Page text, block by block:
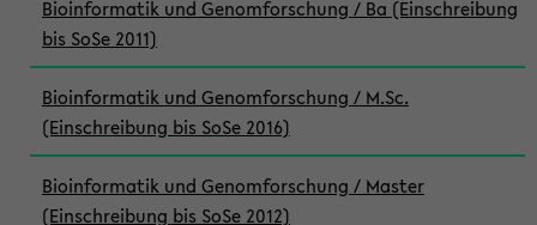
Bioinformatik und Genomforschung / Ba (Einschreibung
bis SoSe 2011)
Bioinformatik und Genomforschung / M.Sc.
(Einschreibung bis SoSe 2016)
Bioinformatik und Genomforschung / Master
(Einschreibung bis SoSe 2012)